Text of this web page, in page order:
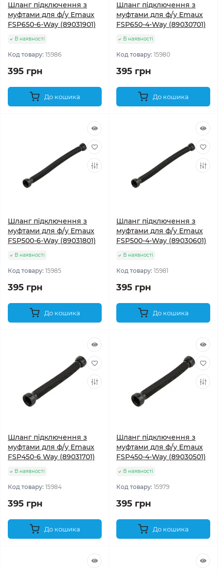
Шланг підключення з
муфтами для ф/у Emaux
FSP650-6-Way (89031901)
В наявності
Код товару: 15986
395 грн
До кошика
Шланг підключення з
муфтами для ф/у Emaux
FSP650-4-Way (89030701)
В наявності
Код товару: 15980
395 грн
До кошика
Шланг підключення з
муфтами для ф/у Emaux
FSP500-6-Way (89031801)
В наявності
Код товару: 15985
395 грн
До кошика
Шланг підключення з
муфтами для ф/у Emaux
FSP500-4-Way (89030601)
В наявності
Код товару: 15981
395 грн
До кошика
Шланг підключення з
муфтами для ф/у Emaux
FSP450-6 Way (89031701)
В наявності
Код товару: 15984
395 грн
До кошика
Шланг підключення з
муфтами для ф/у Emaux
FSP450-4-Way (89030501)
В наявності
Код товару: 15979
395 грн
До кошика